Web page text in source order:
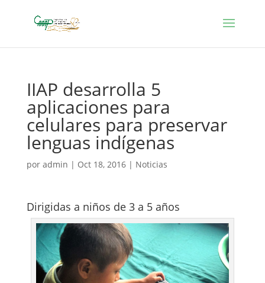
IIAP desarrolla 5
aplicaciones para
celulares para preservar
lenguas indígenas
por admin | Oct 18, 2016| Noticias
Dirigidas a niños de 3 a 5 años